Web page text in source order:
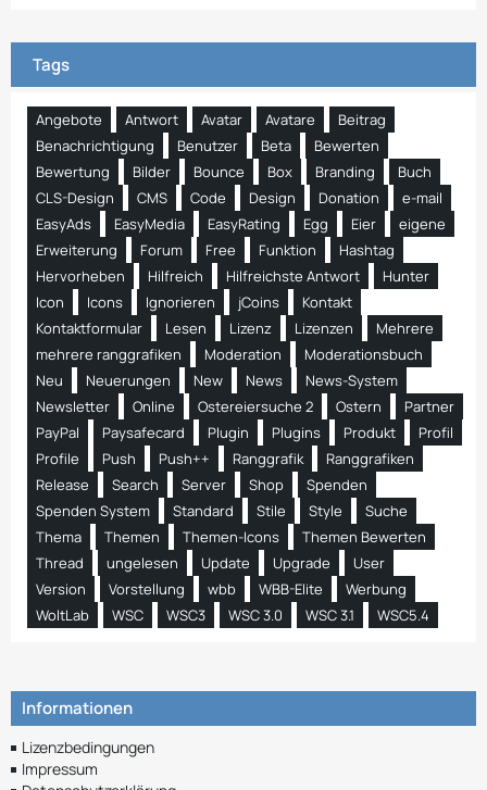
Tags
Angebote Antwort Avatar Avatare
Beitrag
Benachrichtigung
Benutzer Beta
Bewerten
Bewertung
Bilder Bounce Box Branding
Buch
CLS-Design
CMS Code Design Donation
e-mail
EasyAds
EasyMedia EasyRating Egg Eier
eigene
Erweiterung
Forum Free Funktion
Hashtag
Hervorheben
Hilfreich Hilfreichste Antwort
Hunter
Icon
Icons Ignorieren jCoins
Kontakt
Kontaktformular
Lesen Lizenz Lizenzen
Mehrere
mehrere ranggrafiken
Moderation
Moderationsbuch
Neu
Neuerungen New News
News-System
Newsletter
Online Ostereiersuche 2 Ostern
Partner
PayPal
Paysafecard Plugin Plugins Produkt
Profil
Profile
Push Push++ Ranggrafik
Ranggrafiken
Release
Search Server Shop
Spenden
Spenden System
Standard Stile Style
Suche
Thema
Themen Themen-Icons
Themen Bewerten
Thread
ungelesen Update Upgrade
User
Version
Vorstellung wbb WBB-Elite
Werbung
WoltLab
WSC WSC3 WSC 3.0 WSC 3.1 WSC5.4
Informationen
Lizenzbedingungen
Impressum